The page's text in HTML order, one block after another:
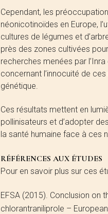
Cependant, les
néonicotinoïdes en Europe,
cultures de légumes et
près des zones cultivées
recherches menées par
concernant l’innocuité de
génétique.
Ces résultats mettent en
pollinisateurs et d’adopter
la santé humaine face à ces
RÉFÉRENCES AUX ÉTUDES
Pour en savoir plus sur ces
EFSA (2015). Conclusion on
chlorantraniliprole –